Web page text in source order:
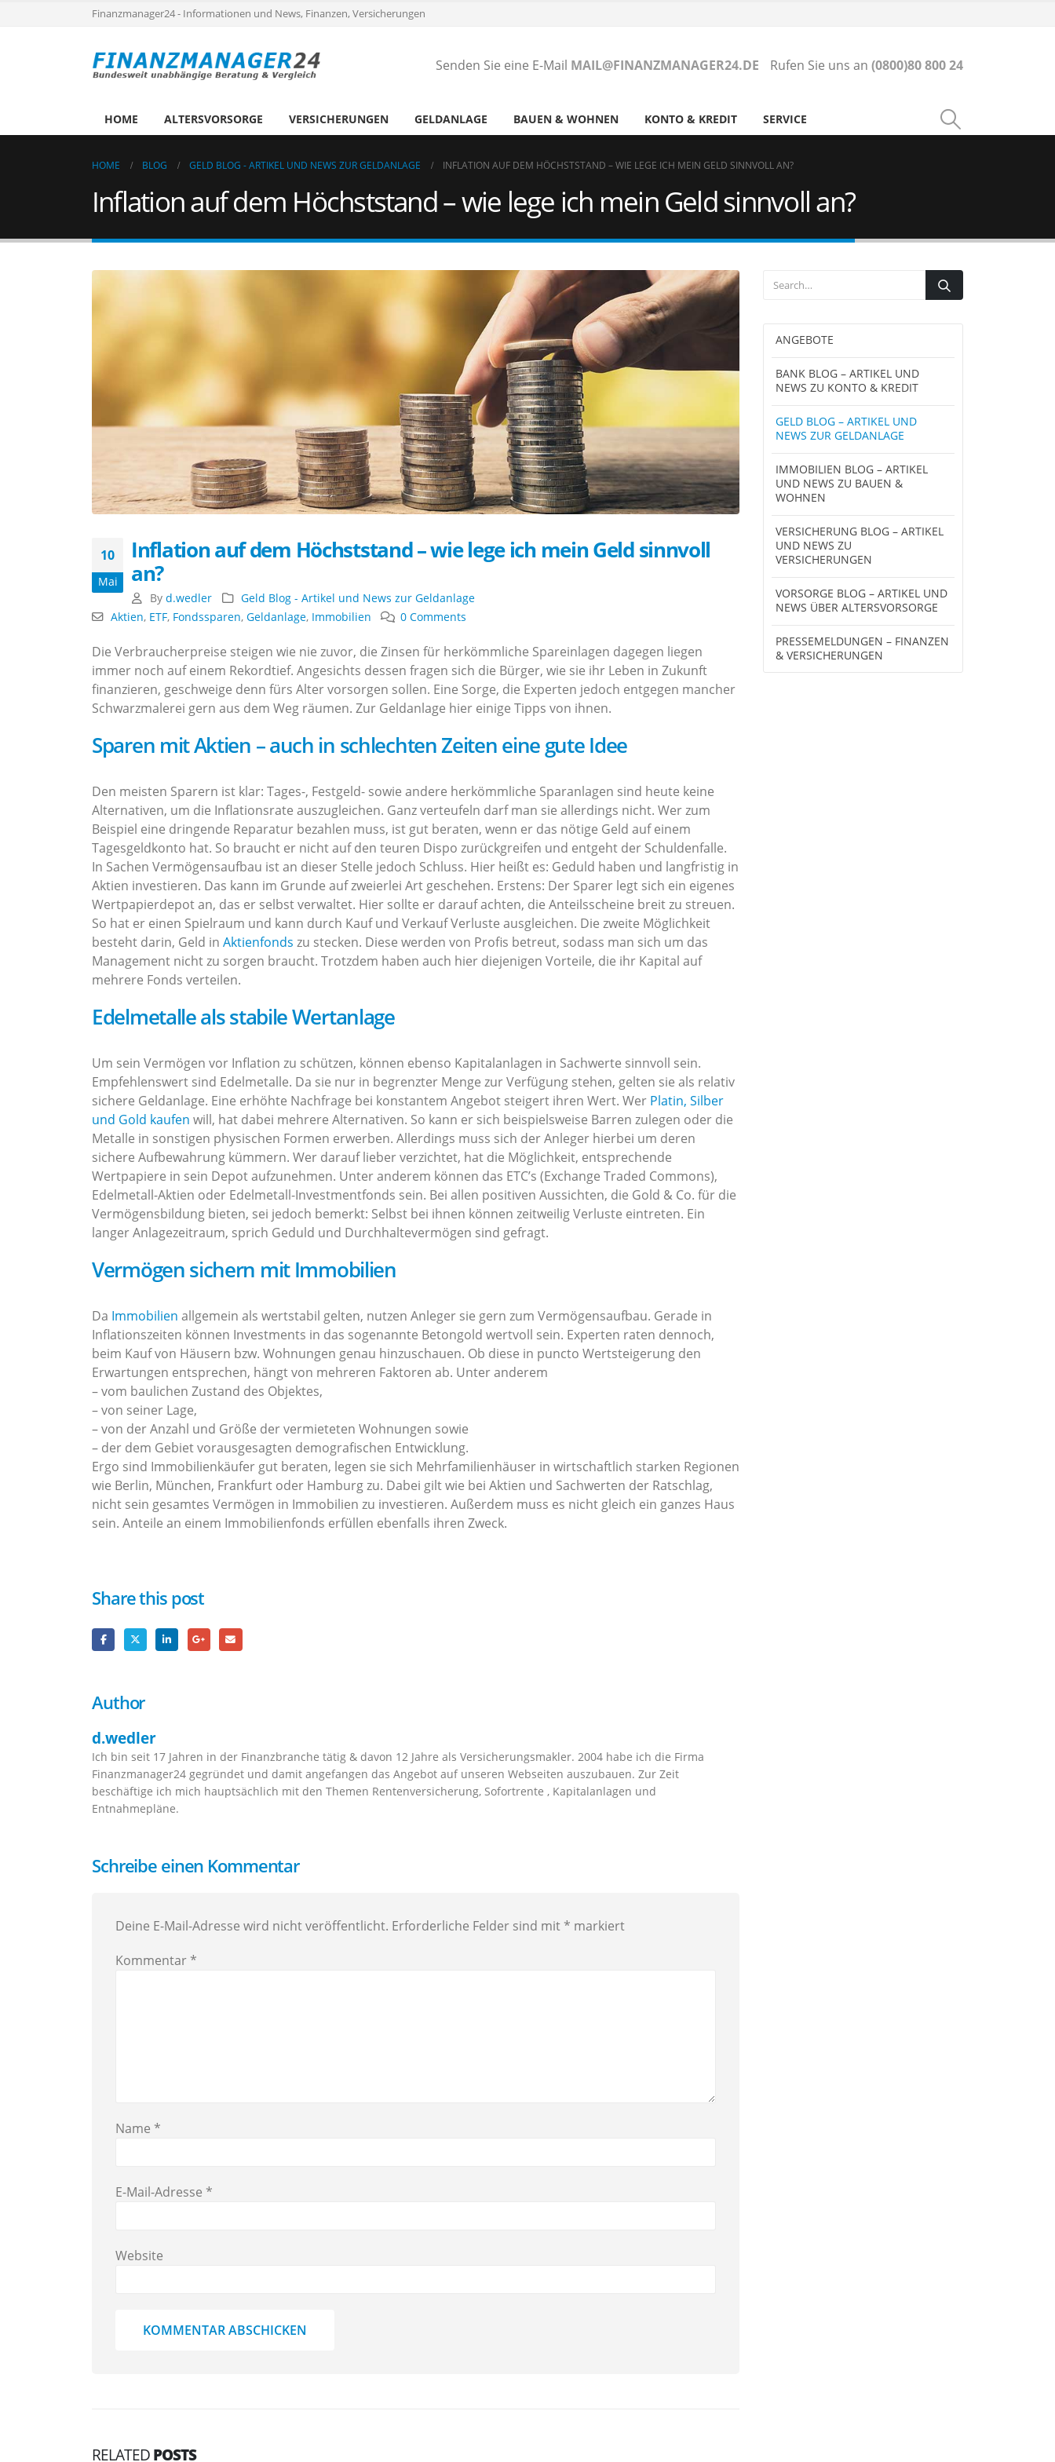
Finanzmanager24 - Informationen und News, Finanzen, Versicherungen
Senden Sie eine E-Mail MAIL@FINANZMANAGER24.DE Rufen Sie uns an (0800)80 800 24
HOME ALTERSVORSORGE VERSICHERUNGEN GELDANLAGE BAUEN & WOHNEN KONTO & KREDIT SERVICE
HOME BLOG GELD BLOG - ARTIKEL UND NEWS ZUR GELDANLAGE INFLATION AUF DEM HÖCHSTSTAND – WIE LEGE ICH MEIN GELD SINNVOLL AN?
Inflation auf dem Höchststand – wie lege ich mein Geld sinnvoll an?
10
Mai
Inflation auf dem Höchststand – wie lege ich mein Geld sinnvoll
an?
By d.wedler
Geld Blog - Artikel und News zur Geldanlage
Aktien, ETF, Fondssparen,Geldanlage, Immobilien 0 Comments
Die Verbraucherpreise steigen wie nie zuvor, die Zinsen für herkömmliche Spareinlagen dagegen liegen
immer noch auf einem Rekordtief. Angesichts dessen fragen sich die Bürger, wie sie ihr Leben in Zukunft
finanzieren, geschweige denn fürs Alter vorsorgen sollen. Eine Sorge, die Experten jedoch entgegen mancher
Schwarzmalerei gern aus dem Weg räumen. Zur Geldanlage hier einige Tipps von ihnen.
Sparen mit Aktien – auch in schlechten Zeiten eine gute Idee
Den meisten Sparern ist klar: Tages-, Festgeld- sowie andere herkömmliche Sparanlagen sind heute keine
Alternativen, um die Inflationsrate auszugleichen. Ganz verteufeln darf man sie allerdings nicht. Wer zum
Beispiel eine dringende Reparatur bezahlen muss, ist gut beraten, wenn er das nötige Geld auf einem
Tagesgeldkonto hat. So braucht er nicht auf den teuren Dispo zurückgreifen und entgeht der Schuldenfalle.
In Sachen Vermögensaufbau ist an dieser Stelle jedoch Schluss. Hier heißt es: Geduld haben und langfristig in
Aktien investieren. Das kann im Grunde auf zweierlei Art geschehen. Erstens: Der Sparer legt sich ein eigenes
Wertpapierdepot an, das er selbst verwaltet. Hier sollte er darauf achten, die Anteilsscheine breit zu streuen.
So hat er einen Spielraum und kann durch Kauf und Verkauf Verluste ausgleichen. Die zweite Möglichkeit
besteht darin, Geld in Aktienfonds zu stecken. Diese werden von Profis betreut, sodass man sich um das
Management nicht zu sorgen braucht. Trotzdem haben auch hier diejenigen Vorteile, die ihr Kapital auf
mehrere Fonds verteilen.
Edelmetalle als stabile Wertanlage
Um sein Vermögen vor Inflation zu schützen, können ebenso Kapitalanlagen in Sachwerte sinnvoll sein.
Empfehlenswert sind Edelmetalle. Da sie nur in begrenzter Menge zur Verfügung stehen, gelten sie als relativ
sichere Geldanlage. Eine erhöhte Nachfrage bei konstantem Angebot steigert ihren Wert. Wer Platin, Silber
und Gold kaufen will, hat dabei mehrere Alternativen. So kann er sich beispielsweise Barren zulegen oder die
Metalle in sonstigen physischen Formen erwerben. Allerdings muss sich der Anleger hierbei um deren
sichere Aufbewahrung kümmern. Wer darauf lieber verzichtet, hat die Möglichkeit, entsprechende
Wertpapiere in sein Depot aufzunehmen. Unter anderem können das ETC’s (Exchange Traded Commons),
Edelmetall-Aktien oder Edelmetall-Investmentfonds sein. Bei allen positiven Aussichten, die Gold & Co. für die
Vermögensbildung bieten, sei jedoch bemerkt: Selbst bei ihnen können zeitweilig Verluste eintreten. Ein
langer Anlagezeitraum, sprich Geduld und Durchhaltevermögen sind gefragt.
Vermögen sichern mit Immobilien
Da Immobilien allgemein als wertstabil gelten, nutzen Anleger sie gern zum Vermögensaufbau. Gerade in
Inflationszeiten können Investments in das sogenannte Betongold wertvoll sein. Experten raten dennoch,
beim Kauf von Häusern bzw. Wohnungen genau hinzuschauen. Ob diese in puncto Wertsteigerung den
Erwartungen entsprechen, hängt von mehreren Faktoren ab. Unter anderem
– vom baulichen Zustand des Objektes,
– von seiner Lage,
– von der Anzahl und Größe der vermieteten Wohnungen sowie
– der dem Gebiet vorausgesagten demografischen Entwicklung.
Ergo sind Immobilienkäufer gut beraten, legen sie sich Mehrfamilienhäuser in wirtschaftlich starken Regionen
wie Berlin, München, Frankfurt oder Hamburg zu. Dabei gilt wie bei Aktien und Sachwerten der Ratschlag,
nicht sein gesamtes Vermögen in Immobilien zu investieren. Außerdem muss es nicht gleich ein ganzes Haus
sein. Anteile an einem Immobilienfonds erfüllen ebenfalls ihren Zweck.
Share this post
Author
d.wedler
Ich bin seit 17 Jahren in der Finanzbranche tätig & davon 12 Jahre als Versicherungsmakler. 2004 habe ich die Firma
Finanzmanager24 gegründet und damit angefangen das Angebot auf unseren Webseiten auszubauen. Zur Zeit
beschäftige ich mich hauptsächlich mit den Themen Rentenversicherung, Sofortrente , Kapitalanlagen und
Entnahmepläne.
Schreibe einen Kommentar
Deine E-Mail-Adresse wird nicht veröffentlicht. Erforderliche Felder sind mit * markiert
Kommentar *
Name *
E-Mail-Adresse *
Website
RELATEDPOSTS
ANGEBOTE
BANK BLOG – ARTIKEL UND
NEWS ZU KONTO & KREDIT
GELD BLOG – ARTIKEL UND
NEWS ZUR GELDANLAGE
IMMOBILIEN BLOG – ARTIKEL
UND NEWS ZU BAUEN &
WOHNEN
VERSICHERUNG BLOG – ARTIKEL
UND NEWS ZU
VERSICHERUNGEN
VORSORGE BLOG – ARTIKEL UND
NEWS ÜBER ALTERSVORSORGE
PRESSEMELDUNGEN – FINANZEN
& VERSICHERUNGEN